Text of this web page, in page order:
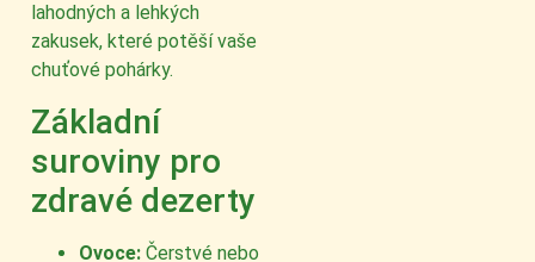
lahodných a lehkých
zakusek, které potěší vaše
chuťové pohárky.
Základní
suroviny pro
zdravé dezerty
Ovoce: Čerstvé nebo